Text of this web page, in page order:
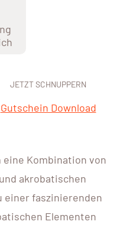
JETZT SCHNUPPERN
Gutschein Download
Kombination von
akrobatischen
einer faszinierenden
Elementen